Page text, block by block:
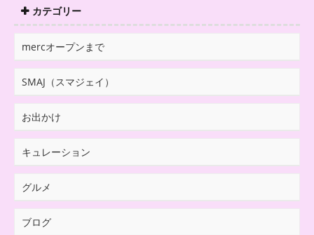
カテゴリー
mercオープンまで
SMAJ（スマジェイ）
お出かけ
キュレーション
グルメ
ブログ